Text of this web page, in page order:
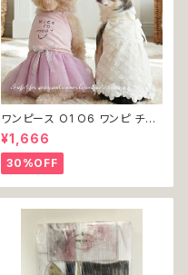
ワンピース O1 O6 ワンピ チュ
ール レース 花 フラワー 女の子
犬 犬服 小型 猫 服 洋服 ペット
dog ドッグウェア おしゃれ かわ
いい 返品交換不可
¥1,666
30%OFF